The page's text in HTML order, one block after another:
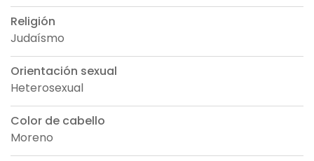
Religión
Judaísmo
Orientación sexual
Heterosexual
Color de cabello
Moreno